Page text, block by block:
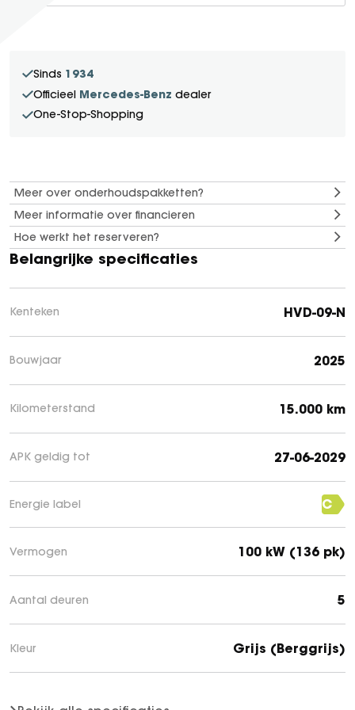
SEAL 6 DM-I TOURING
ATTO 3 EVO
ATTO 2
ATTO 2 DM-I
Sinds 1934
Officieel Mercedes-Benz dealer
One-Stop-Shopping
Meer over onderhoudspakketten?
Meer informatie over financieren
Hoe werkt het reserveren?
Belangrijke specificaties
Kenteken HVD-09-N
Bouwjaar 2025
Kilometerstand 15.000 km
APK geldig tot 27-06-2029
Energie label C
Vermogen 100 kW (136 pk)
Aantal deuren 5
Kleur Grijs (Berggrijs)